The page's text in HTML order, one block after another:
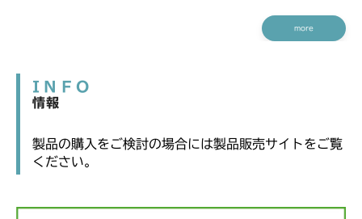
more
INFO
情報
製品の購入をご検討の場合には製品販売サイトをご覧
ください。